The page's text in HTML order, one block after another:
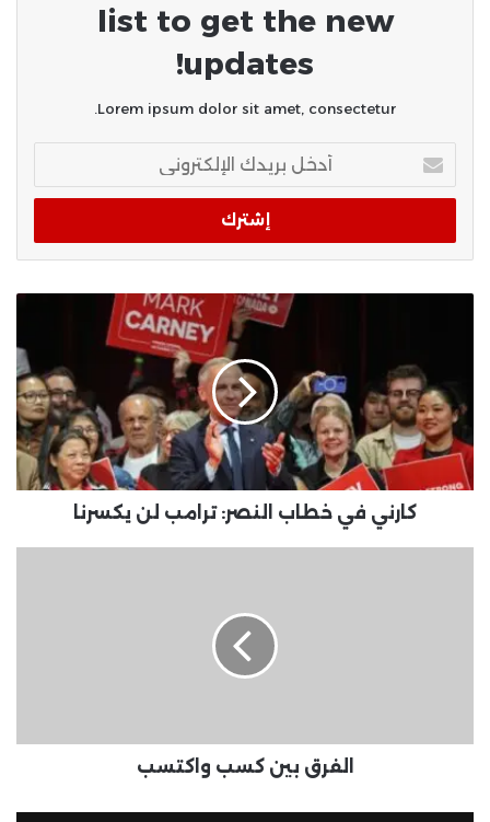
list to get the new
updates!
Lorem ipsum dolor sit amet, consectetur.
بريدك
الإلكتروني
كارني في خطاب النصر: ترامب لن يكسرنا
الفرق بين كسب واكتسب